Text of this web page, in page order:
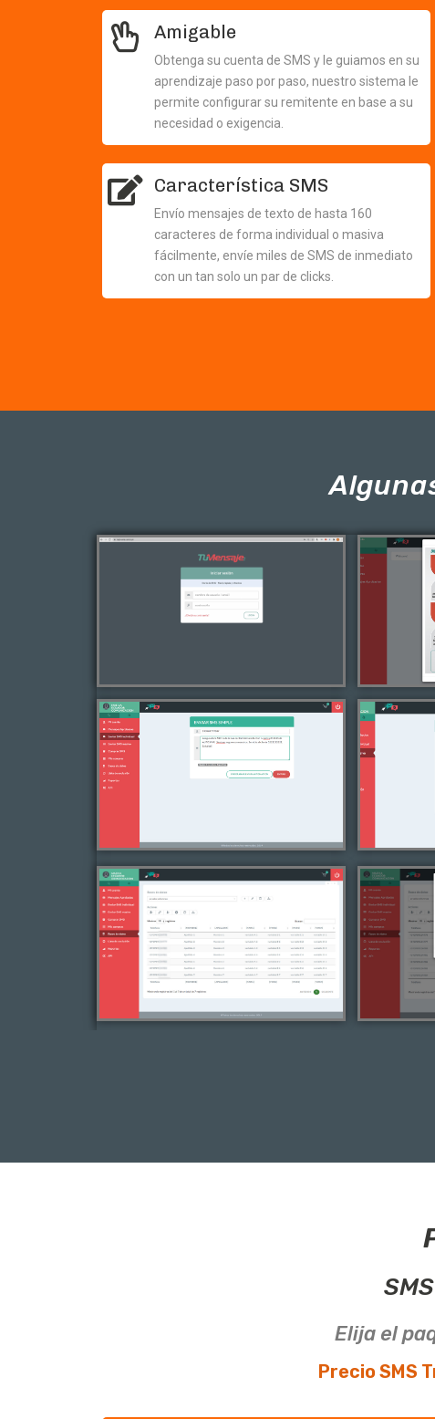
Amigable
Obtenga su cuenta de SMS y le guiamos en su
aprendizaje paso por paso, nuestro sistema le
permite configurar su remitente en base a su
necesidad o exigencia.
Característica SMS
Envío mensajes de texto de hasta 160
caracteres de forma individual o masiva
fácilmente, envíe miles de SMS de inmediato
con un tan solo un par de clicks.
Elija el
Precio SMS